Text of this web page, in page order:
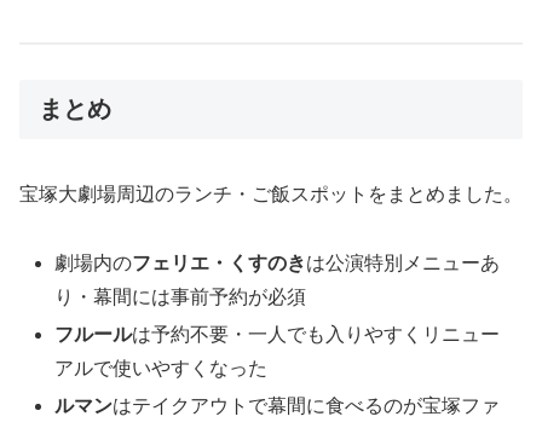
まとめ
宝塚大劇場周辺のランチ・ご飯スポットをまとめました。
劇場内のフェリエ・くすのきは公演特別メニューあ
り・幕間には事前予約が必須
フルールは予約不要・一人でも入りやすくリニュー
アルで使いやすくなった
ルマンはテイクアウトで幕間に食べるのが宝塚ファ